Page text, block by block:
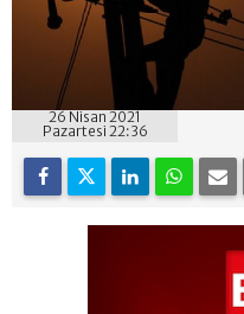
26 Nisan 2021
Pazartesi 22:36